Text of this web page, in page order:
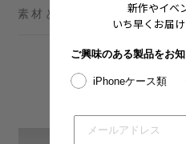
素材とメンテナンス
おすす
新作やイベ
いち早くお届け
ご興味のある製品をお知
iPhoneケース類